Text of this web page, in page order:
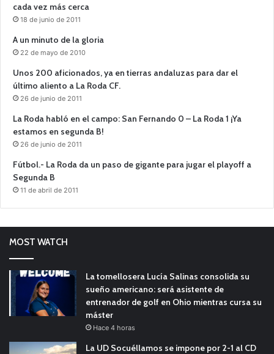
cada vez más cerca
18 de junio de 2011
A un minuto de la gloria
22 de mayo de 2010
Unos 200 aficionados, ya en tierras andaluzas para dar el
último aliento a La Roda CF.
26 de junio de 2011
La Roda habló en el campo: San Fernando 0 – La Roda 1 ¡Ya
estamos en segunda B!
26 de junio de 2011
Fútbol.- La Roda da un paso de gigante para jugar el playoff a
Segunda B
11 de abril de 2011
MOST WATCH
La tomellosera Lucía Salinas consolida su
sueño americano: será asistente de
entrenador de golf en Ohio mientras cursa su
máster
Hace 4 horas
La UD Socuéllamos se impone por 2-1 al CD